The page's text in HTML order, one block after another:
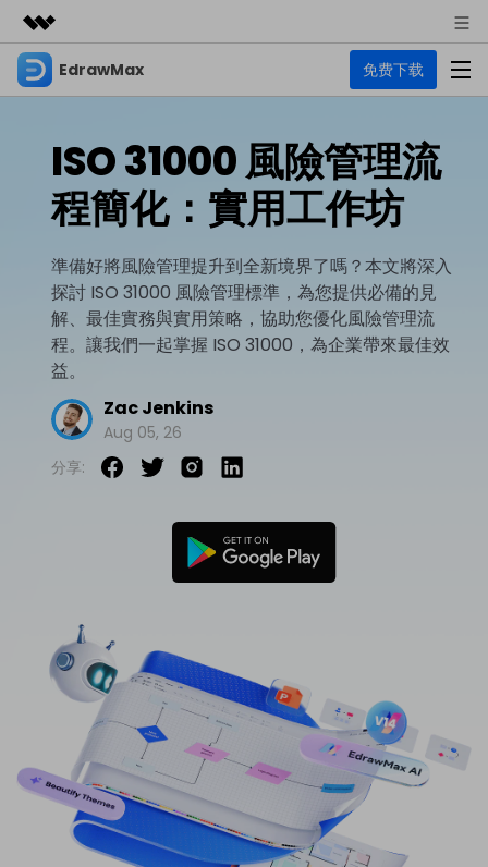
精選產品
實用工具
解決方案
關於我們
EdrawMax 免费下载
EdrawMax
多合一圖表軟體
EdrawMind
心智圖與腦力激盪工具
專業的甘特圖工具
圖表
商業用途
流程圖
技術用途
UML
設計用途
平面圖
其他用途
Visio替代方案
所有圖表類型>>
資源
資源範本
EdrawMax 社區
文章内容
各種商務圖表範例 >
熱門話題
支援
EdrawMax 教程 >
支援中心
支援中心 >
商業
EdrawMax
ISO 31000 風險管理流
程簡化：實用工作坊
準備好將風險管理提升到全新境界了嗎？本文將深入
探討 ISO 31000 風險管理標準，為您提供必備的見
解、最佳實務與實用策略，協助您優化風險管理流
程。讓我們一起掌握 ISO 31000，為企業帶來最佳效
益。
Zac Jenkins
Aug 05, 26
分享: